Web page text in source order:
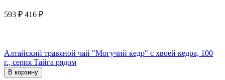
593 ₽ 416 ₽
Алтайский травяной чай "Могучий кедр" с хвоей кедра, 100
г., серия Тайга рядом
В корзину